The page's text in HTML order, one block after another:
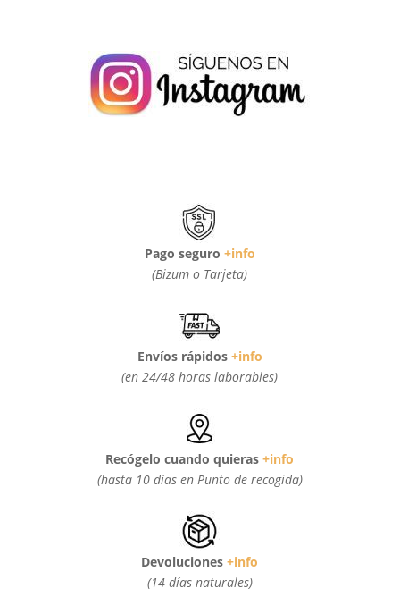
Pago seguro +info
(Bizum o Tarjeta)
Envíos rápidos +info
(en 24/48 horas laborables)
Recógelo cuando quieras+info
(hasta 10 días en Punto de recogida)
Devoluciones+info
(14 días naturales)